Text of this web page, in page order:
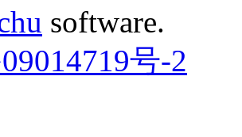
software.
号-2